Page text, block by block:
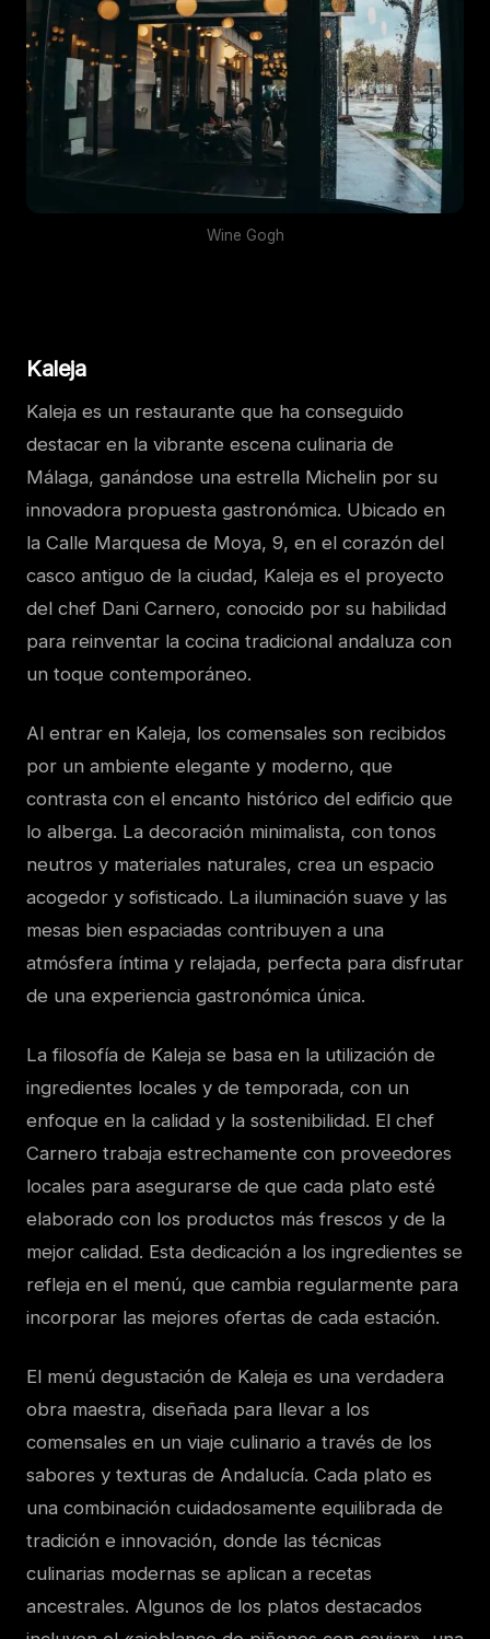
Wine Gogh
Kaleja
Kaleja es un restaurante que ha conseguido
destacar en la vibrante escena culinaria de
Málaga, ganándose una estrella Michelin por su
innovadora propuesta gastronómica. Ubicado en
la Calle Marquesa de Moya, 9, en el corazón del
casco antiguo de la ciudad, Kaleja es el proyecto
del chef Dani Carnero, conocido por su habilidad
para reinventar la cocina tradicional andaluza con
un toque contemporáneo.
Al entrar en Kaleja, los comensales son recibidos
por un ambiente elegante y moderno, que
contrasta con el encanto histórico del edificio que
lo alberga. La decoración minimalista, con tonos
neutros y materiales naturales, crea un espacio
acogedor y sofisticado. La iluminación suave y las
mesas bien espaciadas contribuyen a una
atmósfera íntima y relajada, perfecta para disfrutar
de una experiencia gastronómica única.
La filosofía de Kaleja se basa en la utilización de
ingredientes locales y de temporada, con un
enfoque en la calidad y la sostenibilidad. El chef
Carnero trabaja estrechamente con proveedores
locales para asegurarse de que cada plato esté
elaborado con los productos más frescos y de la
mejor calidad. Esta dedicación a los ingredientes se
refleja en el menú, que cambia regularmente para
incorporar las mejores ofertas de cada estación.
El menú degustación de Kaleja es una verdadera
obra maestra, diseñada para llevar a los
comensales en un viaje culinario a través de los
sabores y texturas de Andalucía. Cada plato es
una combinación cuidadosamente equilibrada de
tradición e innovación, donde las técnicas
culinarias modernas se aplican a recetas
ancestrales. Algunos de los platos destacados